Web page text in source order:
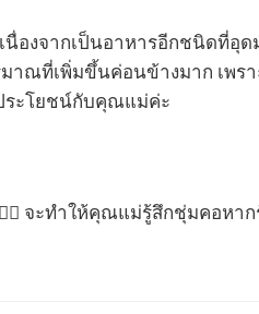
นื่องจากเป็นอาหารอีกชนิดที่อุ
าณที่เพิ่มขึ้นค่อนข้างมาก เพร
ระโยชน์กับคุณแม่ค่ะ
จะทำให้คุณแม่รู้สึกชุ่มคอห